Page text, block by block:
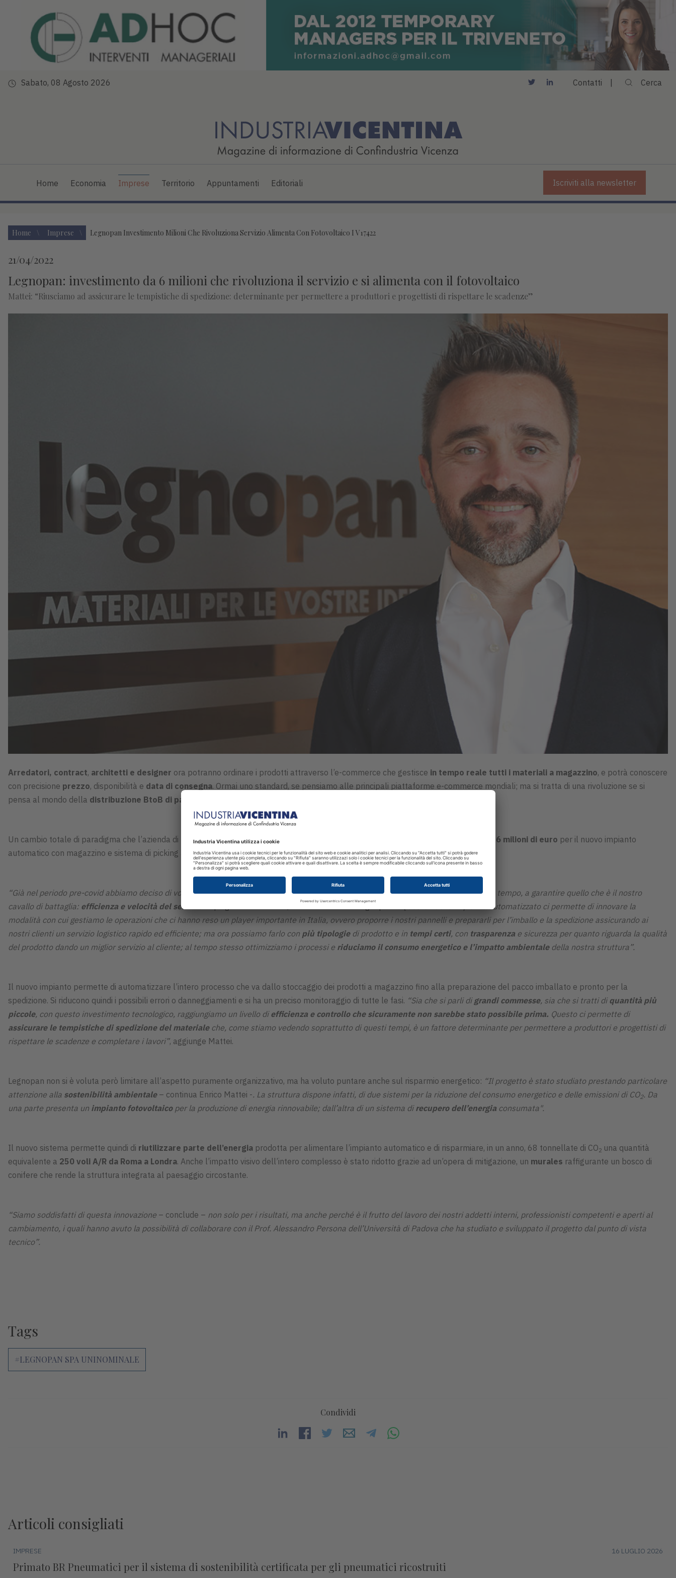
Sabato, 08 Agosto 2026 Contatti Cerca
Home Economia Imprese Territorio Appuntamenti Editoriali Iscriviti alla newsletter
Home Imprese Legnopan Investimento Milioni Che Rivoluziona Servizio Alimenta Con Fotovoltaico I V17422
21/04/2022
Legnopan: investimento da 6 milioni che rivoluziona il servizio e si alimenta con il fotovoltaico
Mattei: “Riusciamo ad assicurare le tempistiche di spedizione: determinante per permettere a produttori e progettisti di rispettare le scadenze”
Arredatori, contract, architetti e designer ora potranno ordinare i prodotti attraverso l’e-commerce che gestisce in tempo reale tutti i materiali a magazzino, e potrà conoscere
con precisione prezzo, disponibilità e data di consegna. Ormai uno standard, se pensiamo alle principali piattaforme e-commerce mondiali; ma si tratta di una rivoluzione se si
pensa al mondo della distribuzione BtoB di pannelli, laminati e semilavorati
Un cambio totale di paradigma che l’azienda di Piovene RocchetteLegnopan un investimento di oltre 6 milioni di euro per il nuovo impianto
automatico con magazzino e sistema di picking automatizzati.
“Già nel periodo pre-covid abbiamo deciso di voler renderel’esperienza d’acquisto più facile e soddisfacente, riuscendo, allo stesso tempo, a garantire quello che è il nostro
cavallo di battaglia: efficienza e velocità del servizio , amministratore di Legnopan -
. Questo nuovo impianto automatizzato ci permette di innovare la
modalità con cui gestiamo le operazioni che ci hanno reso un player importante in Italia, ovvero proporre i nostri pannelli e prepararli per l’imballo e la spedizione assicurando ai
nostri clienti un servizio logistico rapido ed efficiente; ma ora possiamo farlo con più tipologiedi prodotto e in tempi certi, con trasparenza e sicurezza per quanto riguarda la qualità
del prodotto dando un miglior servizio al cliente; al tempo stesso ottimizziamo i processi e riduciamo il consumo energetico e l’impatto ambientaledella nostra struttura”.
Il nuovo impianto permette di automatizzare l’intero processo che va dallo stoccaggio dei prodotti a magazzino fino alla preparazione del pacco imballato e pronto per la
spedizione. Si riducono quindi i possibili errori o danneggiamenti e si ha un preciso monitoraggio di tutte le fasi. “Sia che si parli di grandi commesse, sia che si tratti di quantità più
piccole, con questo investimento tecnologico, raggiungiamo un livello di efficienza e controllo che sicuramente non sarebbe stato possibile prima. Questo ci permette di
assicurare le tempistiche di spedizione del materiale che, come stiamo vedendo soprattutto di questi tempi, è un fattore determinante per permettere a produttori e progettisti di
rispettare le scadenze e completare i lavori”, aggiunge Mattei.
Legnopan non si è voluta però limitare all’aspetto puramente organizzativo, ma ha voluto puntare anche sul risparmio energetico: “Il progetto è stato studiato prestando particolare
attenzione alla sostenibilità ambientale – continua Enrico Mattei -. La struttura dispone infatti, di due sistemi per la riduzione del consumo energetico e delle emissioni di CO2. Da
una parte presenta un impianto fotovoltaicoper la produzione di energia rinnovabile; dall’altra di un sistema di recupero dell’energia consumata".
Il nuovo sistema permette quindi di riutilizzare parte dell’energia prodotta per alimentare l’impianto automatico e di risparmiare, in un anno, 68 tonnellate di CO2 una quantità
equivalente a 250 voli A/R da Roma a Londra. Anche l’impatto visivo dell’intero complesso è stato ridotto grazie ad un’opera di mitigazione, un murales raffigurante un bosco di
conifere che rende la struttura integrata al paesaggio circostante.
“Siamo soddisfatti di questa innovazione – conclude – non solo per i risultati, ma anche perché è il frutto del lavoro dei nostri addetti interni, professionisti competenti e aperti al
cambiamento, i quali hanno avuto la possibilità di collaborare con il Prof. Alessandro Persona dell’Università di Padova che ha studiato e sviluppato il progetto dal punto di vista
tecnico”.
Tags
#LEGNOPAN SPA UNINOMINALE
Condividi
Articoli consigliati
IMPRESE 16 LUGLIO 2026
Primato BR Pneumatici per il sistema di sostenibilità certificata per gli pneumatici ricostruiti